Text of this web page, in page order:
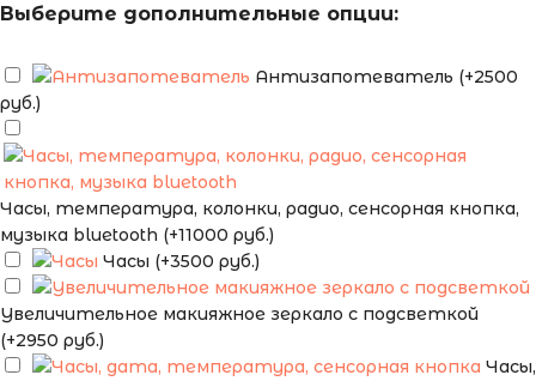
Выберите дополнительные опции:
Антизапотеватель (+2500
руб.)
Часы, температура, колонки, радио, сенсорная кнопка,
музыка bluetooth (+11000 руб.)
Часы (+3500 руб.)
Увеличительное макияжное зеркало с подсветкой
(+2950 руб.)
Часы,